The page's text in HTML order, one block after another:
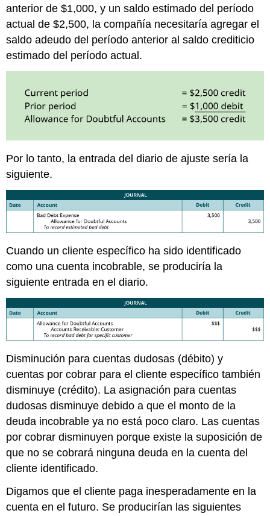
anterior de $1,000, y un saldo estimado del período
actual de $2,500, la compañía necesitaría agregar el
saldo adeudo del período anterior al saldo crediticio
estimado del período actual.
Por lo tanto, la entrada del diario de ajuste sería la
siguiente.
Cuando un cliente específico ha sido identificado
como una cuenta incobrable, se produciría la
siguiente entrada en el diario.
Disminución para cuentas dudosas (débito) y
cuentas por cobrar para el cliente específico también
disminuye (crédito). La asignación para cuentas
dudosas disminuye debido a que el monto de la
deuda incobrable ya no está poco claro. Las cuentas
por cobrar disminuyen porque existe la suposición de
que no se cobrará ninguna deuda en la cuenta del
cliente identificado.
Digamos que el cliente paga inesperadamente en la
cuenta en el futuro. Se producirían las siguientes